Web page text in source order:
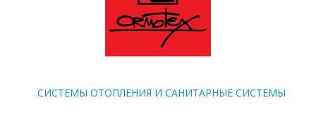
CИСТЕМЫ ОТОПЛЕНИЯ И САНИТАРНЫЕ СИСТЕМЫ